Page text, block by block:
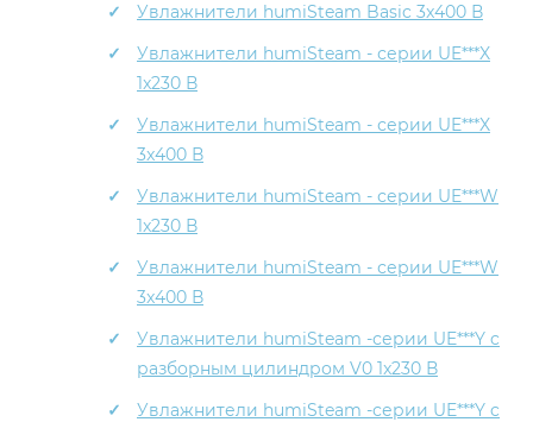
Увлажнители humiSteam Basic 3x400 В
Увлажнители humiSteam - серии UE***X
1x230 В
Увлажнители humiSteam - серии UE***X
3x400 В
Увлажнители humiSteam - серии UE***W
1x230 В
Увлажнители humiSteam - серии UE***W
3x400 В
Увлажнители humiSteam -серии UE***Y c
разборным цилиндром V0 1x230 В
Увлажнители humiSteam -серии UE***Y c